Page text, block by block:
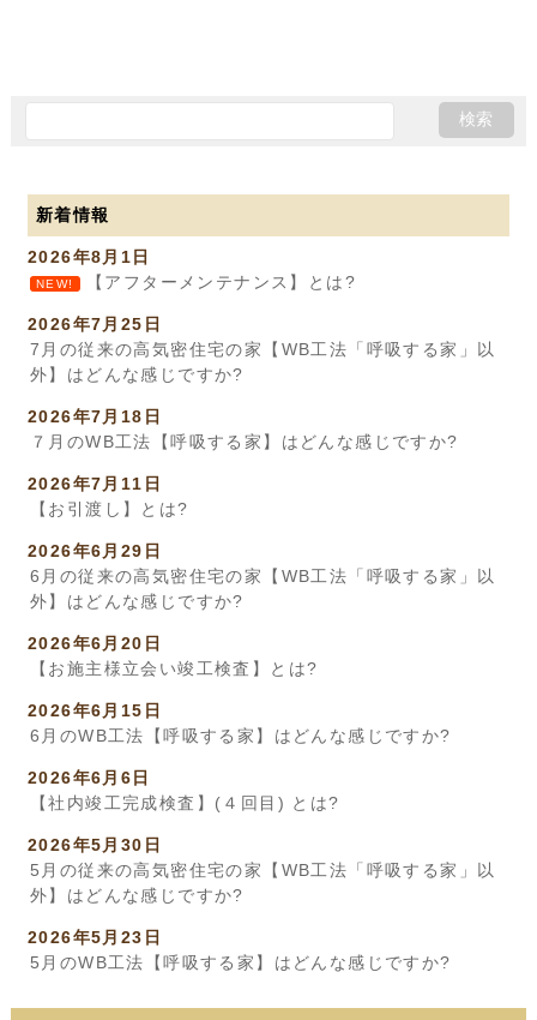
新着情報
2026年8月1日
NEW! 【アフターメンテナンス】とは?
2026年7月25日
7月の従来の高気密住宅の家【WB工法「呼吸する家」以
外】はどんな感じですか?
2026年7月18日
７月のWB工法【呼吸する家】はどんな感じですか?
2026年7月11日
【お引渡し】とは?
2026年6月29日
6月の従来の高気密住宅の家【WB工法「呼吸する家」以
外】はどんな感じですか?
2026年6月20日
【お施主様立会い竣工検査】とは?
2026年6月15日
6月のWB工法【呼吸する家】はどんな感じですか?
2026年6月6日
【社内竣工完成検査】(４回目) とは?
2026年5月30日
5月の従来の高気密住宅の家【WB工法「呼吸する家」以
外】はどんな感じですか?
2026年5月23日
5月のWB工法【呼吸する家】はどんな感じですか?